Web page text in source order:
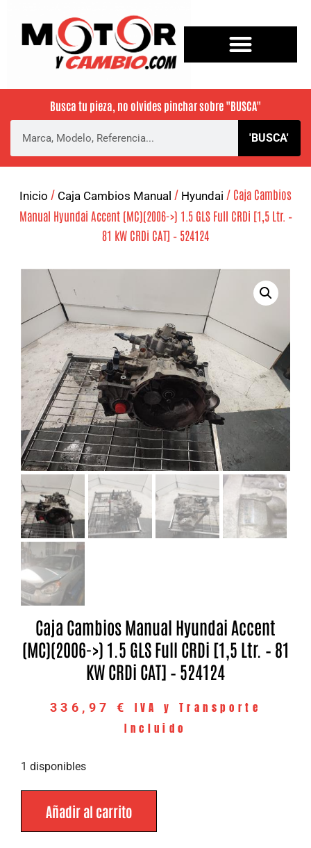
Busca tu pieza, no olvides pinchar sobre "BUSCA"
'BUSCA'
Inicio / Caja Cambios Manual / Hyundai / Caja Cambios
Manual Hyundai Accent (MC)(2006->) 1.5 GLS Full CRDi [1,5 Ltr. –
81 kW CRDi CAT] – 524124
Caja Cambios Manual Hyundai Accent
(MC)(2006->) 1.5 GLS Full CRDi [1,5 Ltr. – 81
KW CRDi CAT] – 524124
336,97 €
IVA y Transporte
Incluido
1 disponibles
Añadir al carrito